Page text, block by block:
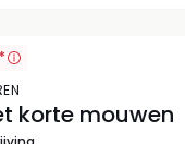
korte mouwen